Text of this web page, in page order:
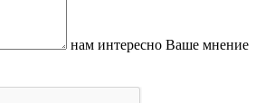
нам интересно Ваше мнение